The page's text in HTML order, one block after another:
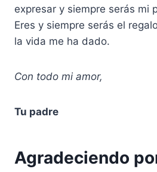
expresar y siempre serás mi
Eres y siempre serás el
la vida me ha dado.
Con todo mi amor,
Tu padre
Agradeciendo